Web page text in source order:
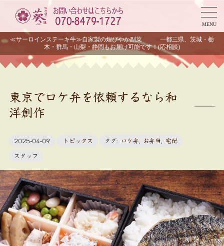
MENU
≪サーロインステーキ牛≫自家製の煌びやか副菜 一都三県、茨城・栃
木・群馬・山梨・静岡もお届け可能です！(応相談)
東京でロケ弁を依頼するなら和
洋創作
2025-04-09 トピックス タグ: ロケ弁, お弁当 宅配
スタッフ